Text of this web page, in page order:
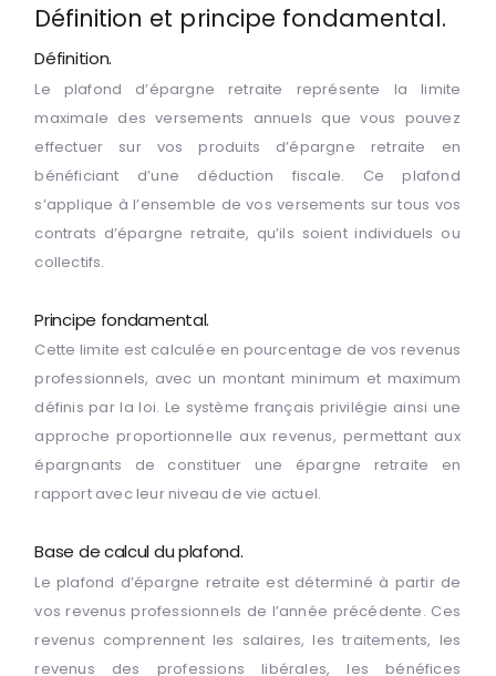
Définition et principe fondamental.
Définition.
Le plafond d’épargne retraite représente la limite
maximale des versements annuels que vous pouvez
effectuer sur vos produits d’épargne retraite en
bénéficiant d’une déduction fiscale. Ce plafond
s’applique à l’ensemble de vos versements sur tous vos
contrats d’épargne retraite, qu’ils soient individuels ou
collectifs.
Principe fondamental.
Cette limite est calculée en pourcentage de vos revenus
professionnels, avec un montant minimum et maximum
définis par la loi. Le système français privilégie ainsi une
approche proportionnelle aux revenus, permettant aux
épargnants de constituer une épargne retraite en
rapport avec leur niveau de vie actuel.
Base de calcul du plafond.
Le plafond d’épargne retraite est déterminé à partir de
vos revenus professionnels de l’année précédente. Ces
revenus comprennent les salaires, les traitements, les
revenus des professions libérales, les bénéfices